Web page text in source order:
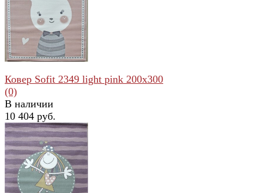
избранное сравнить
избранное сравнить
Ковер Sofit 2349 light pink 200x300
(0)
В наличии
10 404 руб.